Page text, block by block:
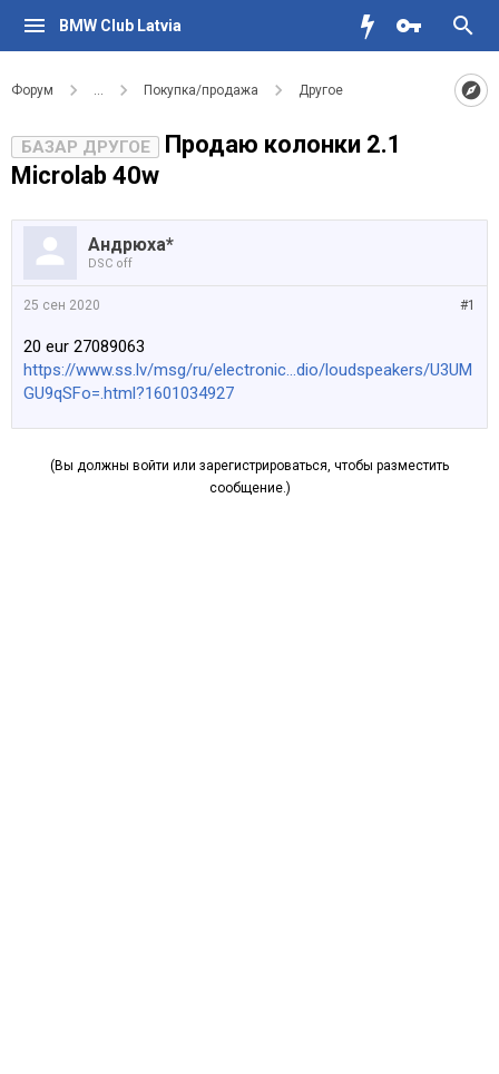
BMW Club Latvia
Форум ... Покупка/продажа Другое
БАЗАР ДРУГОЕ
Продаю колонки 2.1
Microlab 40w
Андрюха*
DSC off
#1
25 сен 2020
20 eur 27089063
https://www.ss.lv/msg/ru/electronic...dio/loudspeakers/U3UM
GU9qSFo=.html?1601034927
(Вы должны войти или зарегистрироваться, чтобы разместить
сообщение.)